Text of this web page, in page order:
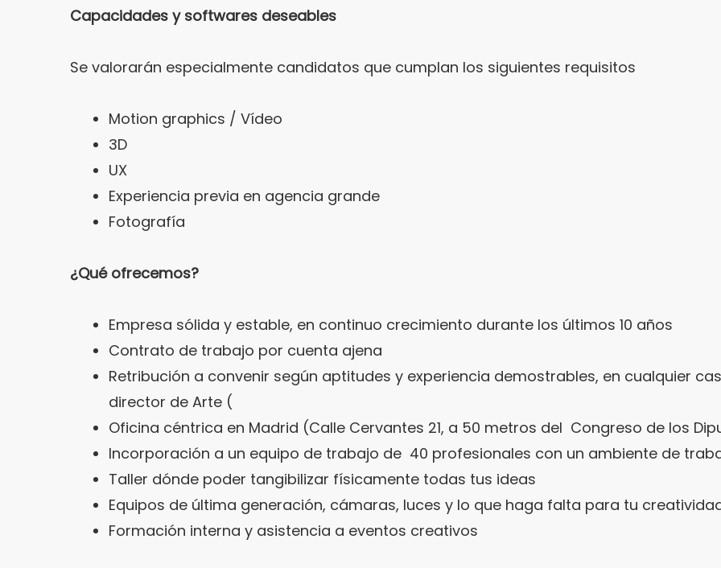
Capacidades y softwares deseables
Se valorarán especialmente candidatos que cumplan los siguientes requisitos
Motion graphics / Vídeo
3D
UX
Experiencia previa en agencia grande
Fotografía
¿Qué ofrecemos?
Empresa sólida y estable, en continuo crecimiento durante los últimos 10 años
Contrato de trabajo por cuenta ajena
Retribución a convenir según aptitudes y experiencia demostrables, en cualquier
director de Arte (
Oficina céntrica en Madrid (Calle Cervantes 21, a 50 metros del Congreso de los
Incorporación a un equipo de trabajo de 40 profesionales con un ambiente de
Taller dónde poder tangibilizar físicamente todas tus ideas
Equipos de última generación, cámaras, luces y lo que haga falta para tu
Formación interna y asistencia a eventos creativos